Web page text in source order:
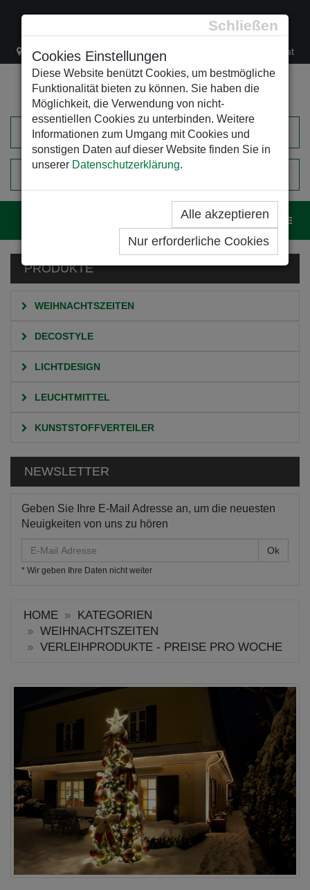
Schließen
Cookies Einstellungen
Diese Website benützt Cookies, um bestmögliche
Funktionalität bieten zu können. Sie haben die
Möglichkeit, die Verwendung von nicht-
essentiellen Cookies zu unterbinden. Weitere
Informationen zum Umgang mit Cookies und
sonstigen Daten auf dieser Website finden Sie in
unserer Datenschutzerklärung.
Alle akzeptieren
Nur erforderliche Cookies
Lacknergasse 78 +43/1/470 37 00 office@leso.at
EINKAUFSWAGEN
PRODUKTE
WEIHNACHTSZEITEN
DECOSTYLE
LICHTDESIGN
LEUCHTMITTEL
KUNSTSTOFFVERTEILER
NEWSLETTER
Geben Sie Ihre E-Mail Adresse an, um die neuesten
Neuigkeiten von uns zu hören
Mail
Adresse
* Wir geben Ihre Daten nicht weiter
HOME
KATEGORIEN
WEIHNACHTSZEITEN
VERLEIHPRODUKTE - PREISE PRO WOCHE